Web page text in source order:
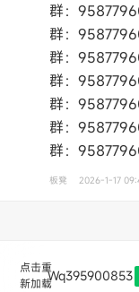
点击重
新加载Wq395900853
群：
群：
群：
群：
群：
群：
群：
板凳 2026-1-17